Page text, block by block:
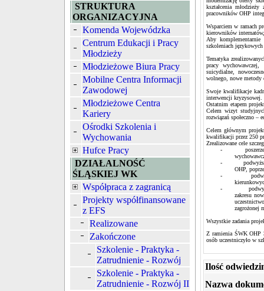
STRUKTURA
ORGANIZACYJNA
Komenda Wojewódzka
Centrum Edukacji i Pracy
Młodzieży
Młodzieżowe Biura Pracy
Mobilne Centra Informacji
Zawodowej
Młodzieżowe Centra
Kariery
Ośrodki Szkolenia i
Wychowania
Hufce Pracy
DZIAŁALNOŚĆ
ŚLĄSKIEJ WK
Współpraca z zagranicą
Projekty współfinansowane
z EFS
Realizowane
Zakończone
Szkolenie - Praktyka -
Zatrudnienie - Rozwój
Szkolenie - Praktyka -
Zatrudnienie - Rozwój II
kształcenia
pracowników OHP
Wsparciem w ramach
kierowników
Aby
szkoleniach
Tematyka
pracy
suicydialne,
wolnego, nowe metody
Swoje kwalifikacje
interwencji kryzysowej.
Ostatnim etapem
Celem wizyt
rozwiązań społeczno –
Celem głównym
kwalifikacji przez 250
Zrealizowane cele
- poszerzenie
- podwyższenie
OHP,
-
-
zakresu
zagrożonej
Wszystkie zadania
Z ramienia ŚWK OHP
osób uczestniczyło w
Ilość
Nazwa